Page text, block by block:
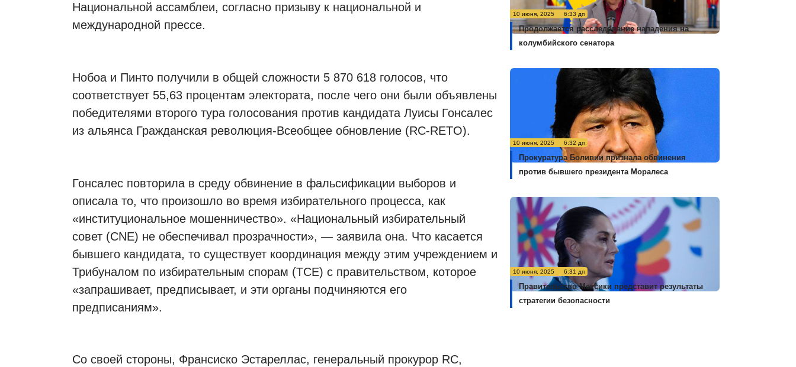
Национальной ассамблеи, согласно призыву к национальной и
международной прессе.
Нобоа и Пинто получили в общей сложности 5 870 618 голосов, что
соответствует 55,63 процентам электората, после чего они были объявлены
победителями второго тура голосования против кандидата Луисы Гонсалес
из альянса Гражданская революция-Всеобщее обновление (RC-RETO).
Гонсалес повторила в среду обвинение в фальсификации выборов и
описала то, что произошло во время избирательного процесса, как
«институциональное мошенничество». «Национальный избирательный
совет (CNE) не обеспечивал прозрачности», — заявила она. Что касается
бывшего кандидата, то существует координация между этим учреждением и
Трибуналом по избирательным спорам (TCE) с правительством, которое
«запрашивает, предписывает, и эти органы подчиняются его
предписаниям».
Со своей стороны, Франсиско Эстареллас, генеральный прокурор RC,
10 июня, 2025 6:33 дп
Продолжается расследование нападения на
колумбийского сенатора
10 июня, 2025 6:32 дп
Прокуратура Боливии признала обвинения
против бывшего президента Моралеса
10 июня, 2025 6:31 дп
Правительство Мексики представит результаты
стратегии безопасности